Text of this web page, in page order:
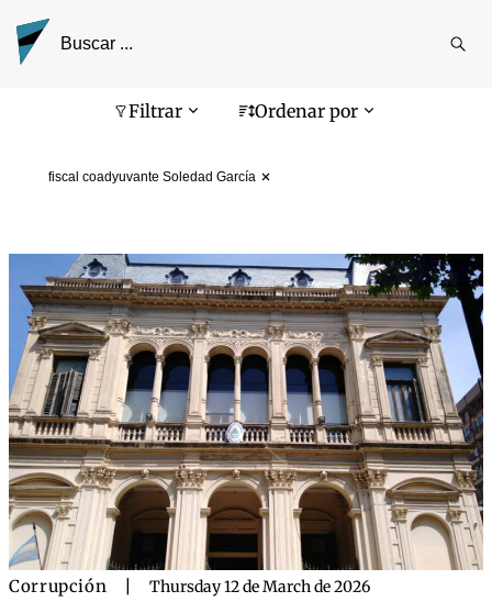
Filtrar Ordenar por
fiscal coadyuvante Soledad García
Pantalla de búsqueda
Corrupción Thursday 12 de March de 2026